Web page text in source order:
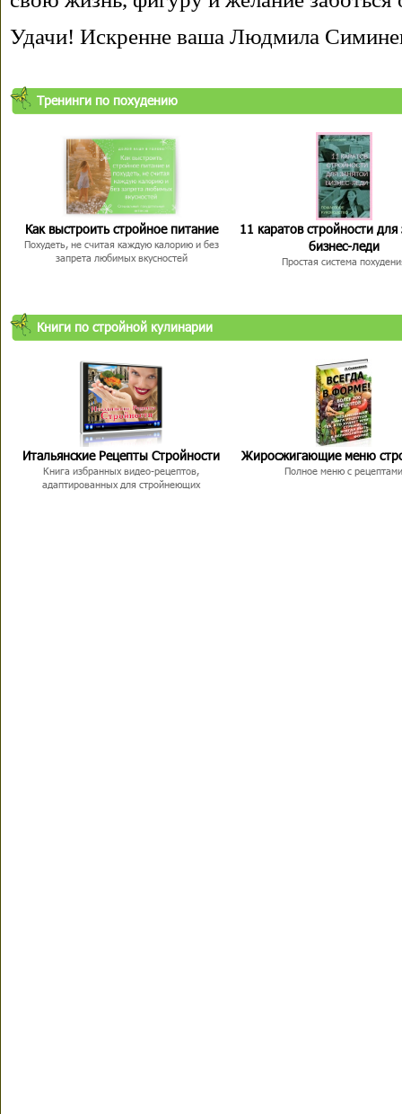
Удачи! Искренне ваша Людмила
Тренинги по похудению
Как выстроить стройное питание
Похудеть, не считая каждую калорию и без
запрета любимых вкусностей
11 каратов стройности для
бизнес-леди
Простая система
Книги по стройной кулинарии
Итальянские Рецепты Стройности
Книга избранных видео-рецептов,
адаптированных для стройнеющих
Жиросжигающие меню
Полное меню с рецептами